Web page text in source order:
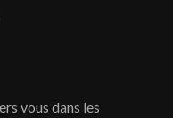
vous dans les